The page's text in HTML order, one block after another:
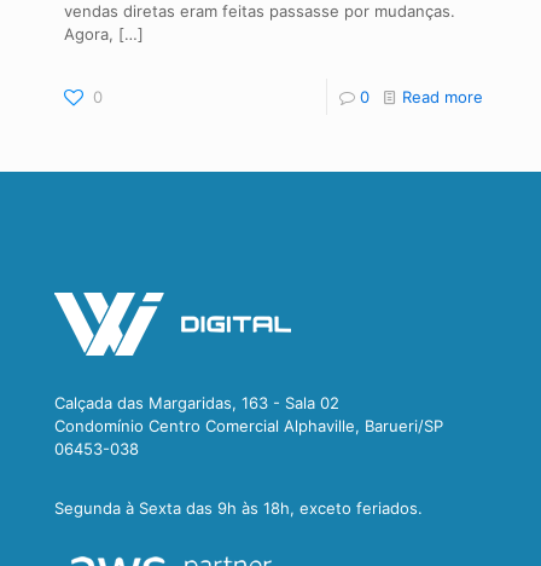
vendas diretas eram feitas passasse por mudanças.
Agora, […]
0 0 Read more
Calçada das Margaridas, 163 - Sala 02
Condomínio Centro Comercial Alphaville, Barueri/SP
06453-038
Segunda à Sexta das 9h às 18h, exceto feriados.